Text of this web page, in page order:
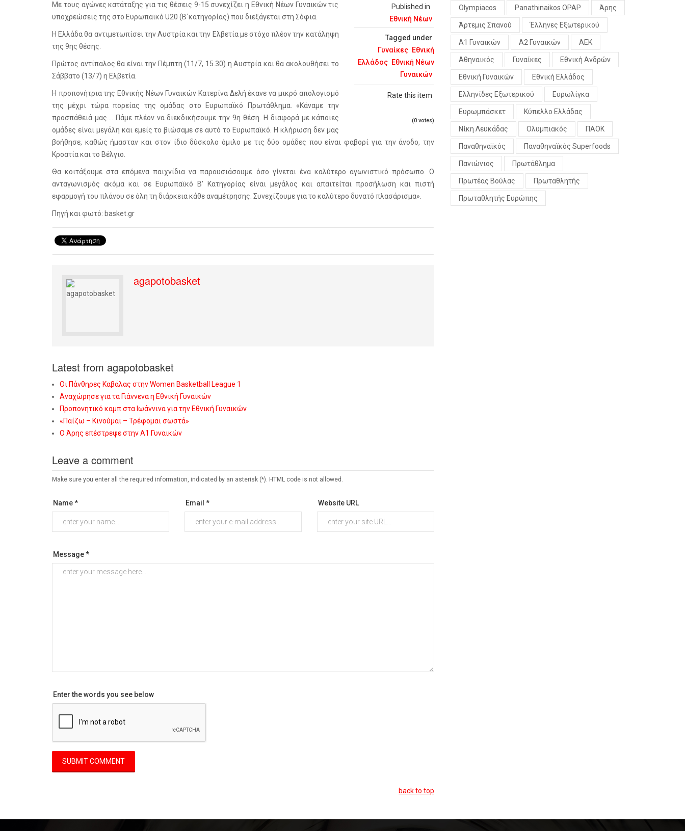
Published in
Εθνική Νέων
Tagged under
Γυναίκες Εθνική
Ελλάδος Εθνική Νέων
Γυναικών
Rate this item
(0 votes)
Με τους αγώνες κατάταξης για τις θέσεις 9-15 συνεχίζει η Εθνική Νέων Γυναικών τις
υποχρεώσεις της στο Ευρωπαϊκό U20 (Β΄κατηγορίας) που διεξάγεται στη Σόφια.
Η Ελλάδα θα αντιμετωπίσει την Αυστρία και την Ελβετία με στόχο πλέον την κατάληψη
της 9ης θέσης.
Πρώτος αντίπαλος θα είναι την Πέμπτη (11/7, 15.30) η Αυστρία και θα ακολουθήσει το
Σάββατο (13/7) η Ελβετία.
Η προπονήτρια της Εθνικής Νέων Γυναικών Κατερίνα Δελή έκανε να μικρό απολογισμό
της μέχρι τώρα πορείας της ομάδας στο Ευρωπαϊκό Πρωτάθλημα. «Κάναμε την
προσπάθειά μας…. Πάμε πλέον να διεκδικήσουμε την 9η θέση. Η διαφορά με κάποιες
ομάδες είναι μεγάλη και εμείς το βιώσαμε σε αυτό το Ευρωπαϊκό. Η κλήρωση δεν μας
βοήθησε, καθώς ήμασταν και στον ίδιο δύσκολο όμιλο με τις δύο ομάδες που είναι φαβορί για την άνοδο, την
Κροατία και το Βέλγιο.
Θα κοιτάξουμε στα επόμενα παιχνίδια να παρουσιάσουμε όσο γίνεται ένα καλύτερο αγωνιστικό πρόσωπο. Ο
ανταγωνισμός ακόμα και σε Ευρωπαϊκό Β’ Κατηγορίας είναι μεγάλος και απαιτείται προσήλωση και πιστή
εφαρμογή του πλάνου σε όλη τη διάρκεια κάθε αναμέτρησης. Συνεχίζουμε για το καλύτερο δυνατό πλασάρισμα».
Πηγή και φωτό: basket.gr
agapotobasket
Latest from agapotobasket
Οι Πάνθηρες Καβάλας στην Women Basketball League 1
Αναχώρησε για τα Γιάννενα η Εθνική Γυναικών
Προπονητικό καμπ στα Ιωάννινα για την Εθνική Γυναικών
«Παίζω – Κινούμαι – Τρέφομαι σωστά»
Ο Άρης επέστρεψε στην Α1 Γυναικών
Leave a comment
Make sure you enter all the required information, indicated by an asterisk (*). HTML code is not allowed.
Name * Email * Website URL
Message *
Enter the words you see below
back to top
Olympiacos Panathinaikos OPAP Άρης
Άρτεμις Σπανού Έλληνες Εξωτερικού
Α1 Γυναικών Α2 Γυναικών ΑΕΚ
Αθηναικός Γυναίκες Εθνική Ανδρών
Εθνική Γυναικών Εθνική Ελλάδος
Ελληνίδες Εξωτερικού Ευρωλίγκα
Ευρωμπάσκετ Κύπελλο Ελλάδας
Νίκη Λευκάδας Ολυμπιακός ΠΑΟΚ
Παναθηναϊκός Παναθηναϊκός Superfoods
Πανιώνιος Πρωτάθλημα
Πρωτέας Βούλας Πρωταθλητής
Πρωταθλητής Ευρώπης